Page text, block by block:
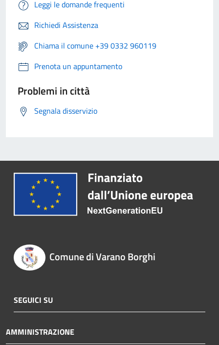
Leggi le domande frequenti
Richiedi Assistenza
Chiama il comune +39 0332 960119
Prenota un appuntamento
Problemi in città
Segnala disservizio
Comune di Varano Borghi
SEGUICI SU
AMMINISTRAZIONE